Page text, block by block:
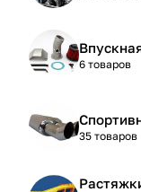
6 товаров
35 товаров